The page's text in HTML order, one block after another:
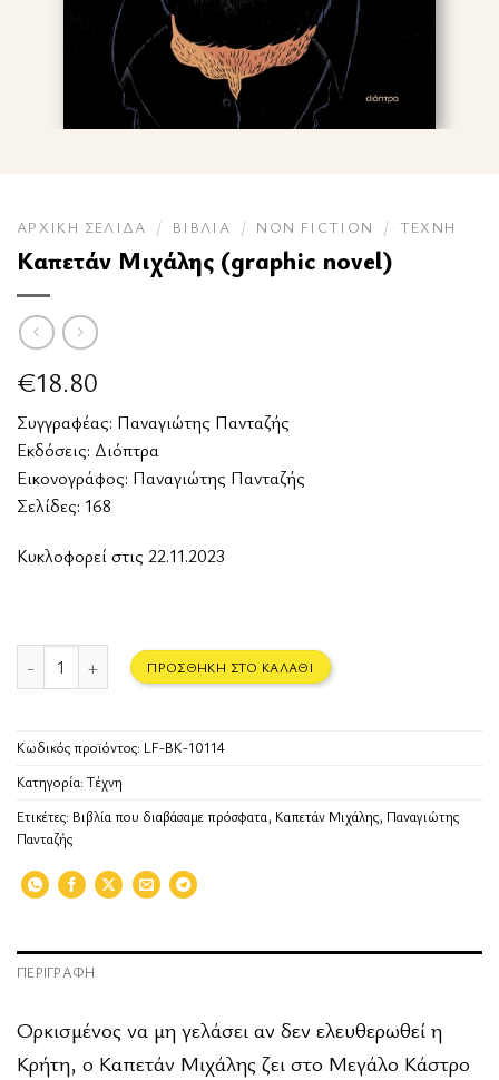
ΑΡΧΙΚΉ ΣΕΛΊΔΑ / ΒΙΒΛΊΑ / NON FICTION / ΤΈΧΝΗ
Καπετάν Μιχάλης (graphic novel)
€18.80
Συγγραφέας: Παναγιώτης Πανταζής
Εκδόσεις: Διόπτρα
Εικονογράφος: Παναγιώτης Πανταζής
Σελίδες: 168
Κυκλοφορεί στις 22.11.2023
Καπετάν Μιχάλης (graphic novel) ποσότητα
ΠΡΟΣΘΉΚΗ ΣΤΟ ΚΑΛΆΘΙ
Κωδικός προϊόντος: LF-BK-10114
Κατηγορία:Τέχνη
Ετικέτες: Βιβλία που διαβάσαμε πρόσφατα, Καπετάν Μιχάλης, Παναγιώτης
Πανταζής
ΠΕΡΙΓΡΑΦΉ
Ορκισμένος να μη γελάσει αν δεν ελευθερωθεί η
Κρήτη, ο Καπετάν Μιχάλης ζει στο Μεγάλο Κάστρο